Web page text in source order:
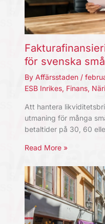
för svenska
By Affärsstaden /
ESB Inrikes, Finans,
Att hantera
utmaning för många
betaltider på 30, 60
Read More »